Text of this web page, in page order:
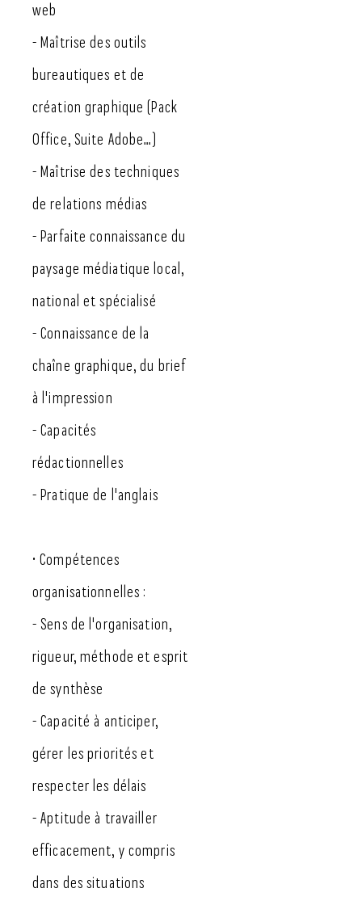
web
- Maîtrise des outils
bureautiques et de
création graphique (Pack
Office, Suite Adobe…)
- Maîtrise des techniques
de relations médias
- Parfaite connaissance du
paysage médiatique local,
national et spécialisé
- Connaissance de la
chaîne graphique, du brief
à l'impression
- Capacités
rédactionnelles
- Pratique de l'anglais
• Compétences
organisationnelles :
- Sens de l'organisation,
rigueur, méthode et esprit
de synthèse
- Capacité à anticiper,
gérer les priorités et
respecter les délais
- Aptitude à travailler
efficacement, y compris
dans des situations